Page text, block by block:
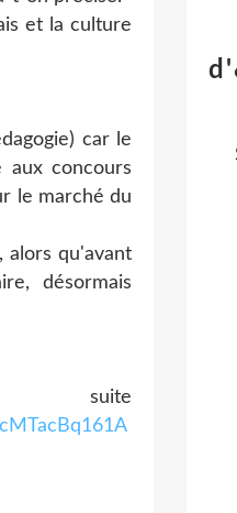
et la culture
car le
aux concours
le marché du
alors qu'avant
désormais